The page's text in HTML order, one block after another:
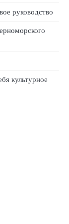
руководство
культурное